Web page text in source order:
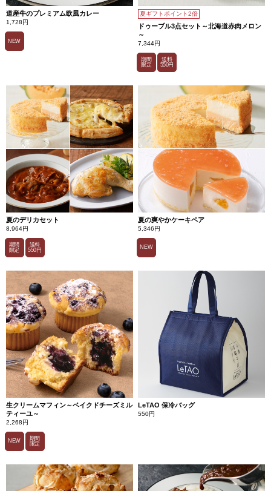
道産牛のプレミアム欧風カレー
1,728円
NEW
夏ギフトポイント2倍
ドゥーブル3点セット～北海道赤肉メロン
～
7,344円
期間
限定
送料
550円
夏のデリカセット
8,964円
期間
限定
送料
550円
夏の爽やかケーキペア
5,346円
NEW
生クリームマフィン～ベイクドチーズミル
ティーユ～
2,268円
NEW
期間
限定
LeTAO 保冷バッグ
550円